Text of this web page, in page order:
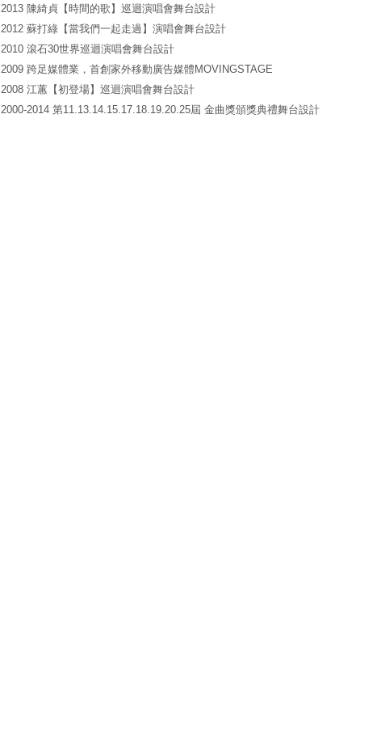
2013 陳綺貞【時間的歌】巡迴演唱會舞台設計
2012 蘇打綠【當我們一起走過】演唱會舞台設計
2010 滾石30世界巡迴演唱會舞台設計
2009 跨足媒體業，首創家外移動廣告媒體MOVINGSTAGE
2008 江蕙【初登場】巡迴演唱會舞台設計
2000-2014 第11.13.14.15.17.18.19.20.25屆 金曲獎頒獎典禮舞台設計